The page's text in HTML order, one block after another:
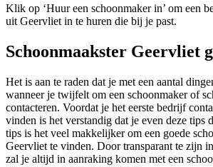
Klik op ‘Huur een schoonmaker in’ om een
uit Geervliet in te huren die bij je past.
Schoonmaakster Geervliet
Het is aan te raden dat je met een aantal
wanneer je twijfelt om een schoonmaker of
contacteren. Voordat je het eerste bedrijf
vinden is het verstandig dat je even deze tips
tips is het veel makkelijker om een goede
Geervliet te vinden. Door transparant te zijn
zal je altijd in aanraking komen met een